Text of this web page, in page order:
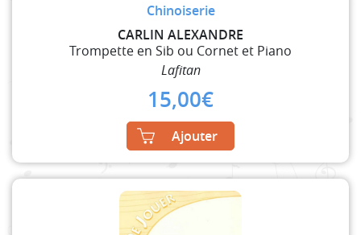
Chinoiserie
CARLIN ALEXANDRE
Trompette en Sib ou Cornet et Piano
Lafitan
15,00€
Ajouter